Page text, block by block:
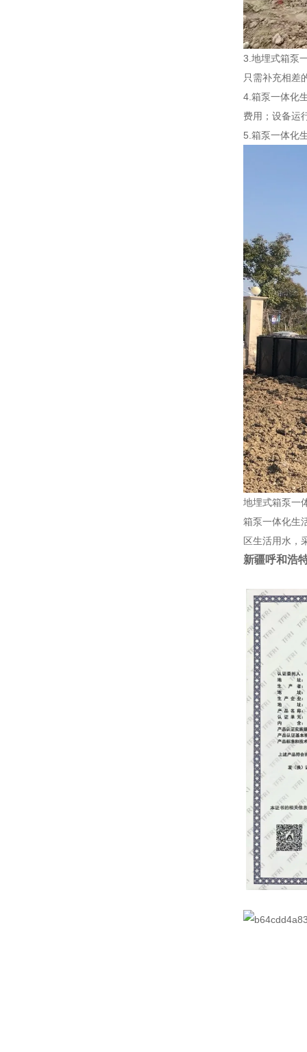
3.地埋式箱泵
只需补充相差
4.箱泵一体化
费用；设备运
5.箱泵一体化
地埋式箱泵一
箱泵一体化生
区生活用水，
新疆呼和浩